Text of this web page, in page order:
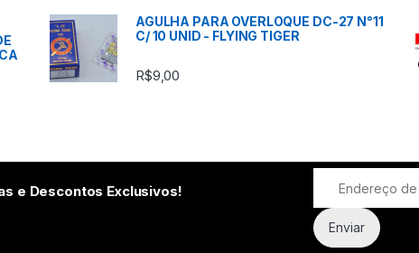
AGULHA PARA OVERLOQUE DC-27 N°11
C/ 10 UNID - FLYING TIGER
R$9,00
e Descontos Exclusivos!